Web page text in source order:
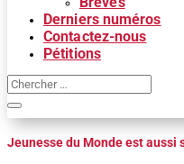
Derniers numéros
Contactez-nous
Pétitions
Jeunesse du Monde est aussi